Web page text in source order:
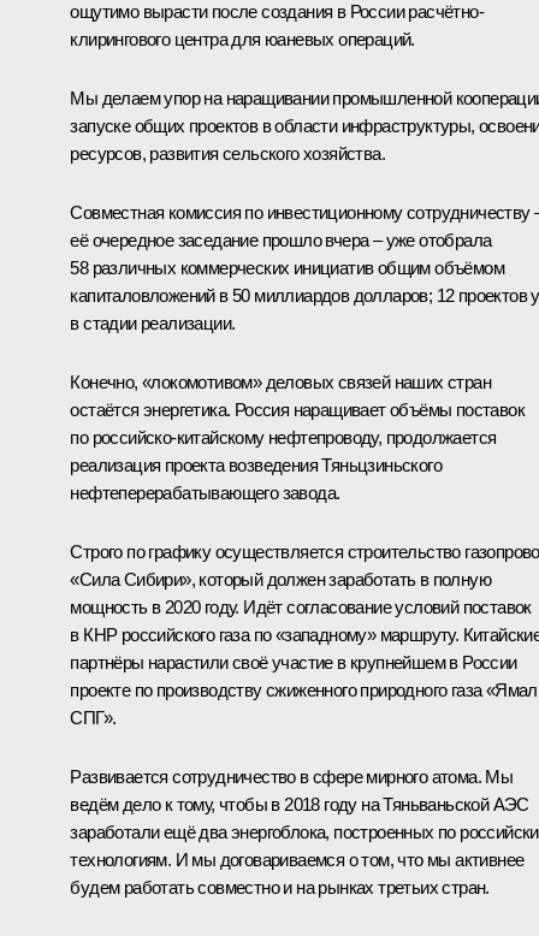
ощутимо вырасти после создания в России расчётно-
клирингового центра для юаневых операций.
Мы делаем упор на наращивании промышленной
запуске общих проектов в области инфраструктуры,
ресурсов, развития сельского хозяйства.
Совместная комиссия по инвестиционному сотрудничеству
её очередное заседание прошло вчера – уже отобрала
58 различных коммерческих инициатив общим объёмом
капиталовложений в 50 миллиардов долларов; 12 проектов
в стадии реализации.
Конечно, «локомотивом» деловых связей наших стран
остаётся энергетика. Россия наращивает объёмы поставок
по российско-китайскому нефтепроводу, продолжается
реализация проекта возведения Тяньцзиньского
нефтеперерабатывающего завода.
Строго по графику осуществляется строительство
«Сила Сибири», который должен заработать в полную
мощность в 2020 году. Идёт согласование условий поставок
в КНР российского газа по «западному» маршруту.
партнёры нарастили своё участие в крупнейшем в России
проекте по производству сжиженного природного газа «Ямал
СПГ».
Развивается сотрудничество в сфере мирного атома. Мы
ведём дело к тому, чтобы в 2018 году на Тяньваньской АЭС
заработали ещё два энергоблока, построенных по
технологиям. И мы договариваемся о том, что мы активнее
будем работать совместно и на рынках третьих стран.